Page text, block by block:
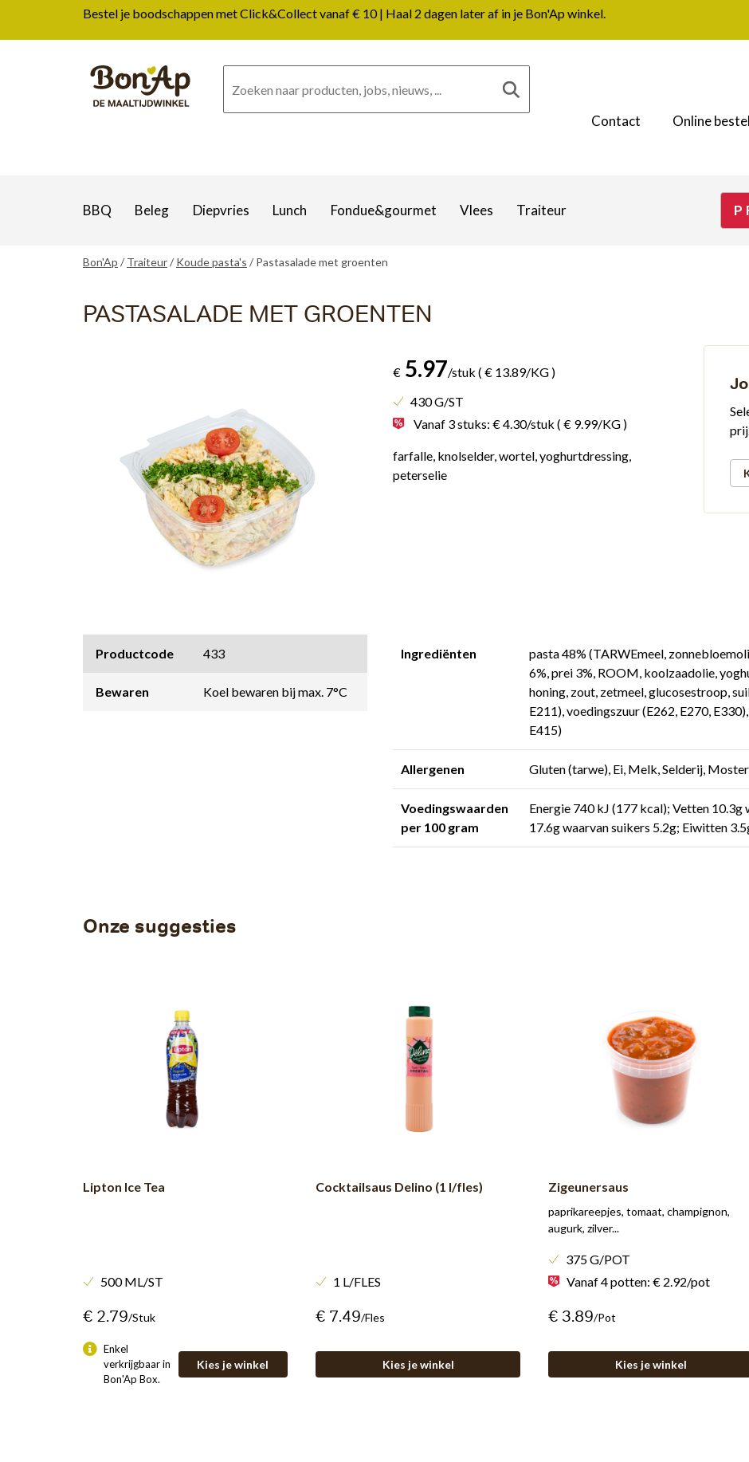
Bestel je boodschappen met Click&Collect vanaf € 10 | Haal 2 dagen later af in je Bon'Ap winkel.
Contact
Online
BBQ Beleg Diepvries Lunch Fondue&gourmet Vlees Traiteur
Bon'Ap Traiteur Koude pasta's Pastasalade met groenten
PASTASALADE MET GROENTEN
€ 5.97/stuk( € 13.89/KG )
430 G/ST
Vanaf 3 stuks: € 4.30/stuk( € 9.99/KG )
farfalle, knolselder, wortel, yoghurtdressing,
peterselie
Productcode 433
Bewaren Koel bewaren bij max. 7°C
Ingrediënten
pasta 48% (TARWEmeel,
6%, prei 3%, ROOM, koolzaadolie,
honing, zout, zetmeel, glucosestroop,
E211), voedingszuur (E262, E270,
E415)
Allergenen Gluten (tarwe), Ei, Melk, Selderij,
Voedingswaarden
per 100 gram
Energie 740 kJ (177 kcal); Vetten
17.6g waarvan suikers 5.2g; Eiwitten
Onze suggesties
Lipton Ice Tea
500 ML/ST
€ 2.79/stuk
Enkel
verkrijgbaar in
Bon'Ap Box.
Kies je winkel
Cocktailsaus Delino (1 l/fles)
1 L/FLES
€ 7.49/fles
Kies je winkel
Zigeunersaus
paprikareepjes, tomaat, champignon,
augurk, zilver...
375 G/POT
Vanaf 4 potten: € 2.92/pot
€ 3.89/pot
Kies je winkel